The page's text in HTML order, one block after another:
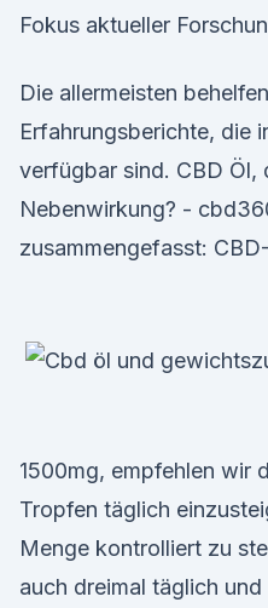
Fokus aktueller
Die allermeisten
Erfahrungsberichte, die
verfügbar sind. CBD Öl,
Nebenwirkung? -
zusammengefasst:
1500mg, empfehlen wir
Tropfen täglich
Menge kontrolliert zu
auch dreimal täglich